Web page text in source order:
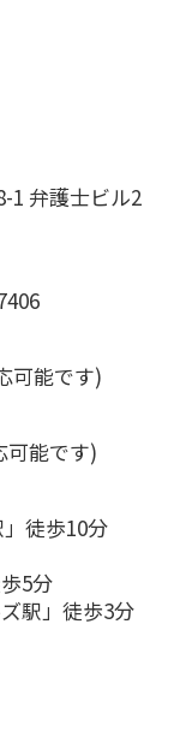
1 弁護士ビル2
可能です)
可能です)
徒歩10分
5分
駅」徒歩3分